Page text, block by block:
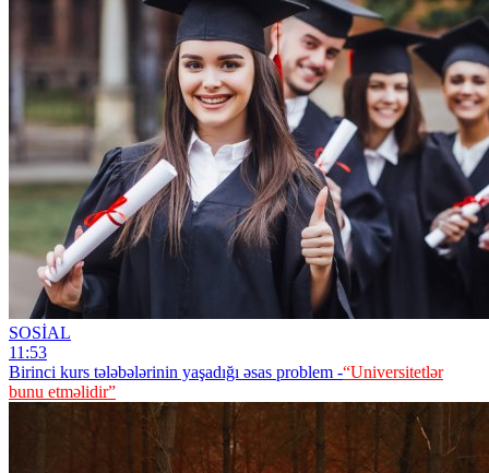
SOSİAL
11:53
Birinci kurs tələbələrinin yaşadığı əsas problem -“Universitetlər
bunu etməlidir”